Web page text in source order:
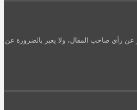
عن رأي صاحب المقال، ولا يعبر بالضرورة عن